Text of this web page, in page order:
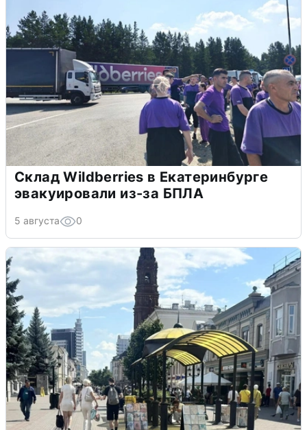
Склад Wildberries в Екатеринбурге
эвакуировали из-за БПЛА
5 августа 0